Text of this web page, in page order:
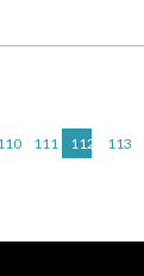
111 112 113